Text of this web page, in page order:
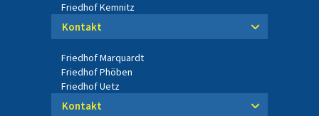
Friedhof Kemnitz
Kontakt
Friedhof Marquardt
Friedhof Phöben
Friedhof Uetz
Kontakt